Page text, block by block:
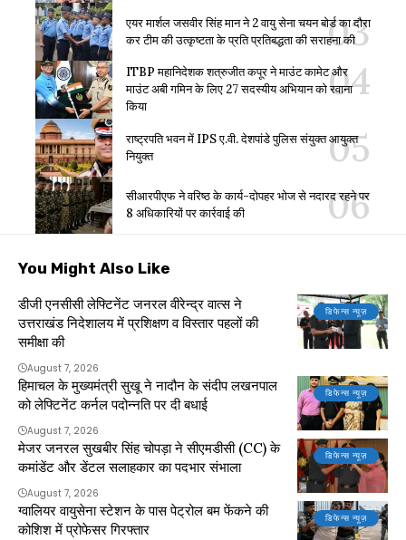
एयर मार्शल जसवीर सिंह मान ने 2 वायु सेना चयन बोर्ड का दौरा
कर टीम की उत्कृष्टता के प्रति प्रतिबद्धता की सराहना की
ITBP महानिदेशक शत्रुजीत कपूर ने माउंट कामेट और
माउंट अबी गमिन के लिए 27 सदस्यीय अभियान को रवाना
किया
राष्ट्रपति भवन में IPS ए.वी. देशपांडे पुलिस संयुक्त आयुक्त
नियुक्त
सीआरपीएफ ने वरिष्ठ के कार्य-दोपहर भोज से नदारद रहने पर
8 अधिकारियों पर कार्रवाई की
You Might Also Like
डिफेन्स न्यूज़
डीजी एनसीसी लेफ्टिनेंट जनरल वीरेन्द्र वात्स ने
उत्तराखंड निदेशालय में प्रशिक्षण व विस्तार पहलों की
समीक्षा की
August 7, 2026
डिफेन्स न्यूज़
हिमाचल के मुख्यमंत्री सुखू ने नादौन के संदीप लखनपाल
को लेफ्टिनेंट कर्नल पदोन्नति पर दी बधाई
August 7, 2026
डिफेन्स न्यूज़
मेजर जनरल सुखबीर सिंह चोपड़ा ने सीएमडीसी (CC) के
कमांडेंट और डेंटल सलाहकार का पदभार संभाला
August 7, 2026
डिफेन्स न्यूज़
ग्वालियर वायुसेना स्टेशन के पास पेट्रोल बम फेंकने की
कोशिश में प्रोफेसर गिरफ्तार